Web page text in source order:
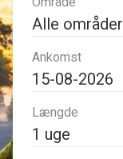
Alle områder
Ankomst
Længde
1 uge